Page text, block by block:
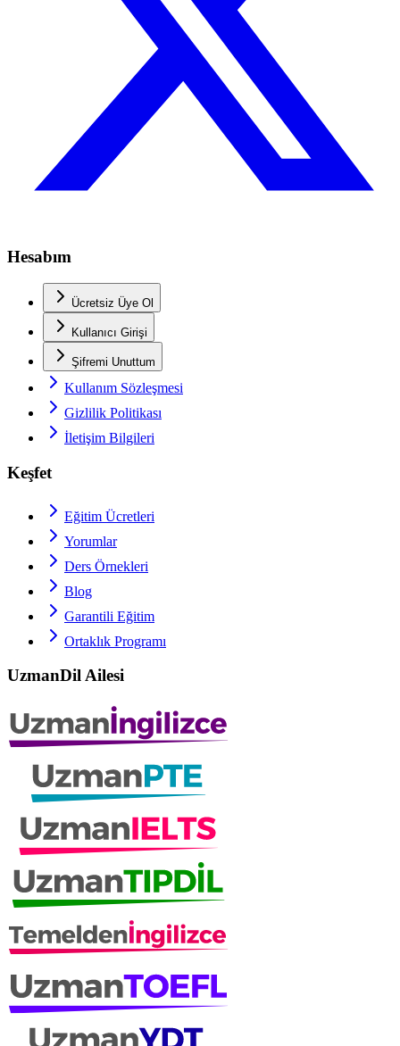
Hesabım
Ücretsiz Üye Ol
Kullanıcı Girişi
Şifremi Unuttum
Kullanım Sözleşmesi
Gizlilik Politikası
İletişim Bilgileri
Keşfet
Eğitim Ücretleri
Yorumlar
Ders Örnekleri
Blog
Garantili Eğitim
Ortaklık Programı
UzmanDil Ailesi